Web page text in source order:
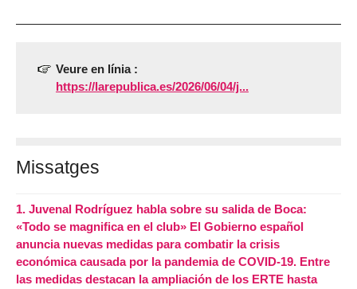
Veure en línia :
https://larepublica.es/2026/06/04/j...
Missatges
1. Juvenal Rodríguez habla sobre su salida de Boca:
«Todo se magnifica en el club» El Gobierno español
anuncia nuevas medidas para combatir la crisis
económica causada por la pandemia de COVID-19. Entre
las medidas destacan la ampliación de los ERTE hasta